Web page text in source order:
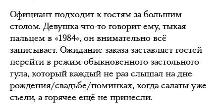
Официант подходит к гостям за большим
столом. Девушка что-то говорит ему, тыкая
пальцем в «1984», он внимательно всё
записывает. Ожидание заказа заставляет гостей
перейти в режим обыкновенного застольного
гула, который каждый не раз слышал на дне
рождения/свадьбе/поминках, когда салаты уже
съели, а горячее ещё не принесли.